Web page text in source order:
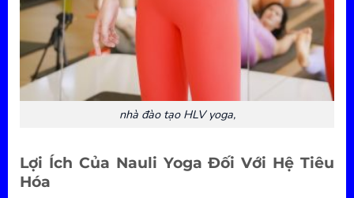
nhà đào tạo HLV yoga,
Lợi Ích Của Nauli Yoga Đối Với Hệ Tiêu
Hóa